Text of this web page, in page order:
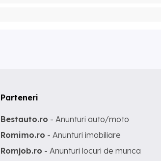
Parteneri
Bestauto.ro - Anunturi auto/moto
Romimo.ro - Anunturi imobiliare
Romjob.ro - Anunturi locuri de munca